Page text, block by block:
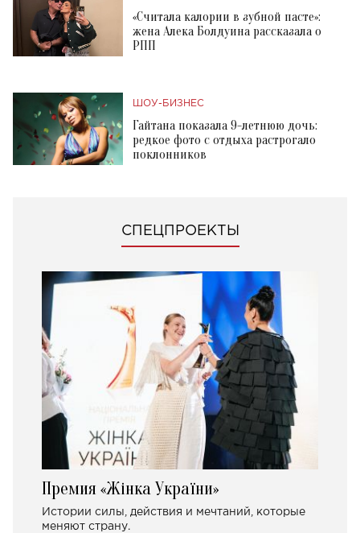
«Считала калории в зубной пасте»:
жена Алека Болдуина рассказала о
РПП
ШОУ-БИЗНЕС
Гайтана показала 9-летнюю дочь:
редкое фото с отдыха растрогало
поклонников
СПЕЦПРОЕКТЫ
Премия «Жінка України»
Истории силы, действия и мечтаний, которые
меняют страну.